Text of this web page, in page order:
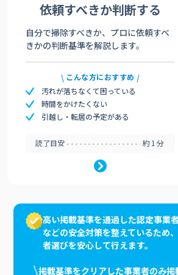
依頼すべきか判断する
自分で掃除すべきか、プロに依頼すべ
きかの判断基準を解説します。
こんな方におすすめ
汚れが落ちなくて困っている
時間をかけたくない
引越し・転居の予定がある
読了目安 約1分
高い掲載基準を通過した認定事業
などの安全対策を整えているため
者選びを安心して行えます。
掲載基準をクリアした事業者のみ掲